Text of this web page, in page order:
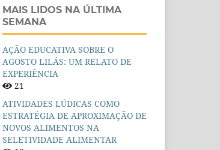
MAIS LIDOS NA ÚLTIMA
SEMANA
AÇÃO EDUCATIVA SOBRE O
AGOSTO LILÁS: UM RELATO DE
EXPERIÊNCIA
21
ATIVIDADES LÚDICAS COMO
ESTRATÉGIA DE APROXIMAÇÃO DE
NOVOS ALIMENTOS NA
SELETIVIDADE ALIMENTAR